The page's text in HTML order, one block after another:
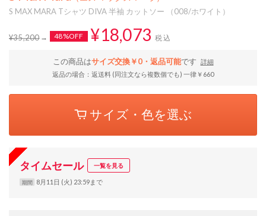
S MAX MARA Tシャツ DIVA 半袖 カットソー （008/ホワイト）
¥35,200 48%OFF ¥18,073 税込
この商品はサイズ交換￥0・返品可能です
詳細
返品の場合：返送料 (同注文なら複数個でも) 一律￥660
サイズ・色を選ぶ
タイムセール 一覧を見る
期間 8月11日 (火) 23:59まで